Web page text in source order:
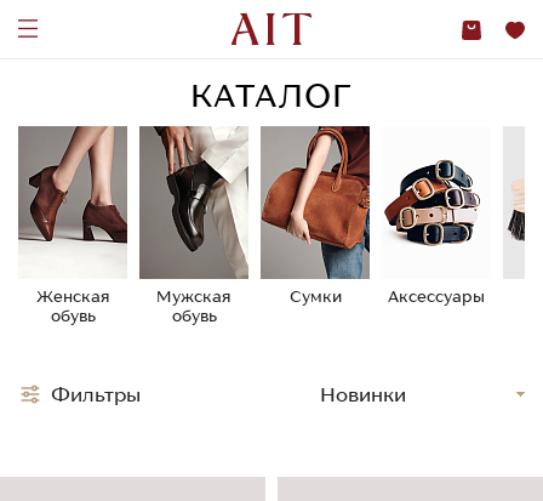
КАТАЛОГ
Женская
обувь
Мужская
обувь
Сумки Аксессуары
Фильтры